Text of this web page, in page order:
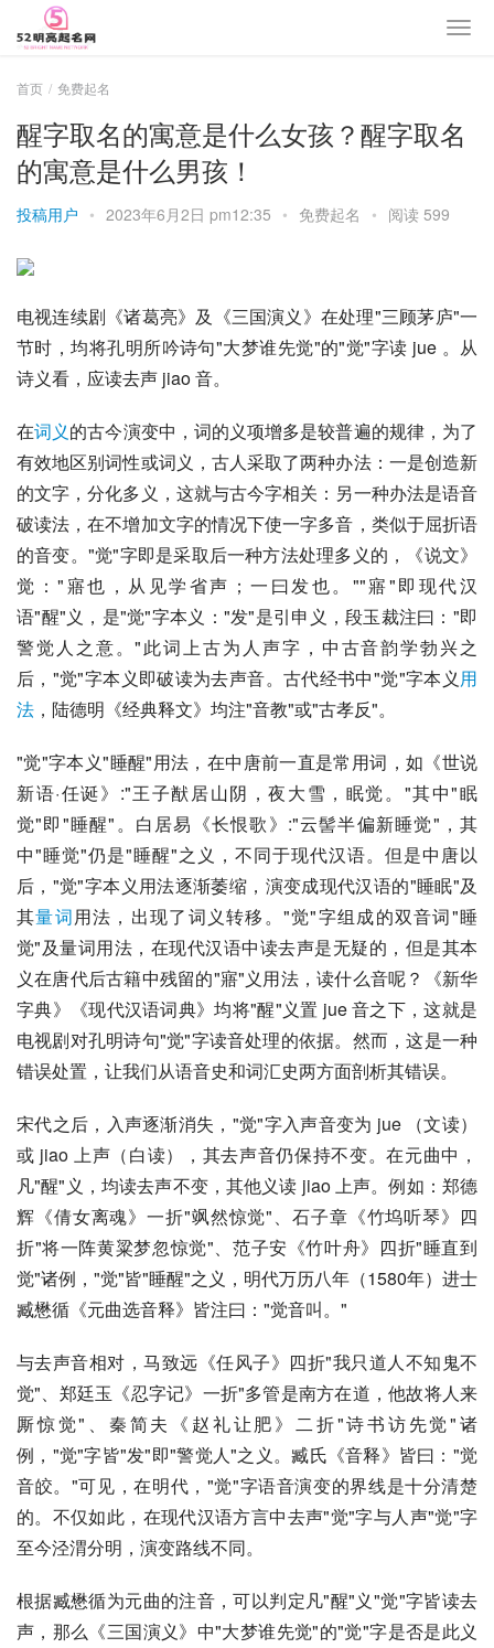
首页 免费起名
醒字取名的寓意是什么女孩？醒字取名
的寓意是什么男孩！
投稿用户 • 2023年6月2日 pm12:35 • 免费起名 • 阅读 599
电视连续剧《诸葛亮》及《三国演义》在处理"三顾茅庐"一
节时，均将孔明所吟诗句"大梦谁先觉"的"觉"字读 jue 。从
诗义看，应读去声 jiao 音。
在词义的古今演变中，词的义项增多是较普遍的规律，为了
有效地区别词性或词义，古人采取了两种办法：一是创造新
的文字，分化多义，这就与古今字相关：另一种办法是语音
破读法，在不增加文字的情况下使一字多音，类似于屈折语
的音变。"觉"字即是采取后一种方法处理多义的，《说文》
觉："寤也，从见学省声；一曰发也。""寤"即现代汉
语"醒"义，是"觉"字本义："发"是引申义，段玉裁注曰："即
警觉人之意。"此词上古为人声字，中古音韵学勃兴之
后，"觉"字本义即破读为去声音。古代经书中"觉"字本义用
法 ， 陆德明 《经典释文》均注"音教"或"古孝反"。
"觉"字本义"睡醒"用法，在中唐前一直是常用词，如《世说
新语·任诞》:"王子猷居山阴，夜大雪，眠觉。"其中"眠
觉"即"睡醒"。 白居易 《长恨歌》:"云髻半偏新睡觉"，其
中"睡觉"仍是"睡醒"之义，不同于现代汉语。但是中唐以
后，"觉"字本义用法逐渐萎缩，演变成现代汉语的"睡眠"及
其量词用法，出现了词义转移。"觉"字组成的双音词"睡
觉"及量词用法，在现代汉语中读去声是无疑的，但是其本
义在唐代后古籍中残留的"寤"义用法，读什么音呢？《新华
字典》《现代汉语词典》均将"醒"义置 jue 音之下，这就是
电视剧对孔明诗句"觉"字读音处理的依据。然而，这是一种
错误处置，让我们从语音史和词汇史两方面剖析其错误。
宋代之后，入声逐渐消失，"觉"字入声音变为 jue （文读）
或 jiao 上声（白读），其去声音仍保持不变。在元曲中，
凡"醒"义，均读去声不变，其他义读 jiao 上声。例如： 郑德
辉 《倩女离魂》一折"飒然惊觉"、石子章《竹坞听琴》四
折"将一阵黄粱梦忽惊觉"、范子安《竹叶舟》四折"睡直到
觉"诸例，"觉"皆"睡醒"之义，明代万历八年（1580年）进士
臧懋循《元曲选音释》皆注曰："觉音叫。"
与去声音相对，马致远 《任风子》四折"我只道人不知鬼不
觉"、 郑廷玉 《忍字记》一折"多管是南方在道，他故将人来
厮惊觉"、秦简夫《赵礼让肥》二折"诗书访先觉"诸
例，"觉"字皆"发"即"警觉人"之义。臧氏《音释》皆曰："觉
音皎。"可见，在明代，"觉"字语音演变的界线是十分清楚
的。不仅如此，在现代汉语方言中去声"觉"字与人声"觉"字
至今泾渭分明，演变路线不同。
根据臧懋循为元曲的注音，可以判定凡"醒"义"觉"字皆读去
声，那么《三国演义》中"大梦谁先觉"的"觉"字是否是此义